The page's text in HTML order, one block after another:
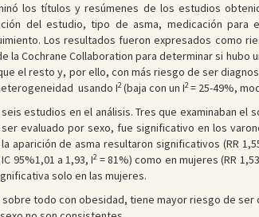
los títulos y resúmenes de los estudios
del estudio, tipo de asma, medicación
Los resultados fueron expresados como
la Cochrane Collaboration para determinar si
el resto y, por ello, con más riesgo de ser
usando I2(baja con un I2= 25-49%,
estudios en el análisis. Tres que examinaban el
evaluado por sexo, fue significativo en los
aparición de asma resultaron significativos (RR
95%1,01 a 1,93, I2 = 81%) como en mujeres (RR
solo en las mujeres.
todo con obesidad, tiene mayor riesgo de